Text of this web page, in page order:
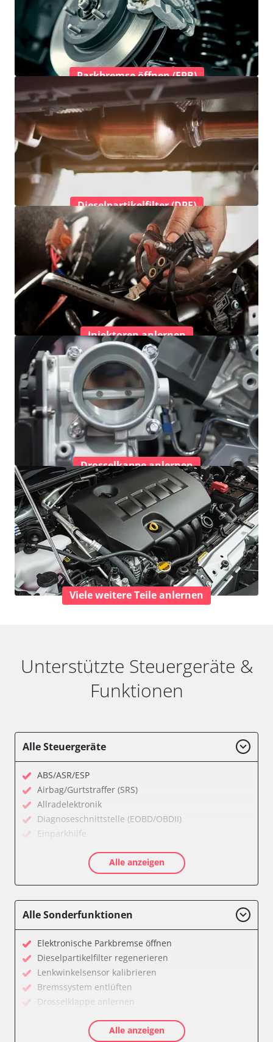
Parkbremse öffnen (EPB)
Dieselpartikelfilter (DPF)
Injektoren anlernen
Drosselkappe anlernen
Viele weitere Teile anlernen
Unterstützte Steuergeräte &
Funktionen
Alle Steuergeräte
ABS/ASR/ESP
Airbag/Gurtstraffer (SRS)
Allradelektronik
Diagnoseschnittstelle (EOBD/OBDII)
Einparkhilfe
Getriebesteuerung
Karosseriesteuerung
Lichtsteuerung
Reifendruckkontrolle (RDK)
Servolenkung
Soundsystem
Wegfahrsperre
Zentralelektronik
Zentralelektronik vorne Beifahrer
Alle anzeigen
Alle Sonderfunktionen
Elektronische Parkbremse öffnen
Dieselpartikelfilter regenerieren
Lenkwinkelsensor kalibrieren
Bremssystem entlüften
Drosselklappe anlernen
Kraftstofftank entleerenAlle anzeigen